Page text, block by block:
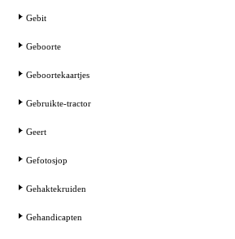
Gebit
Geboorte
Geboortekaartjes
Gebruikte-tractor
Geert
Gefotosjop
Gehaktekruiden
Gehandicapten